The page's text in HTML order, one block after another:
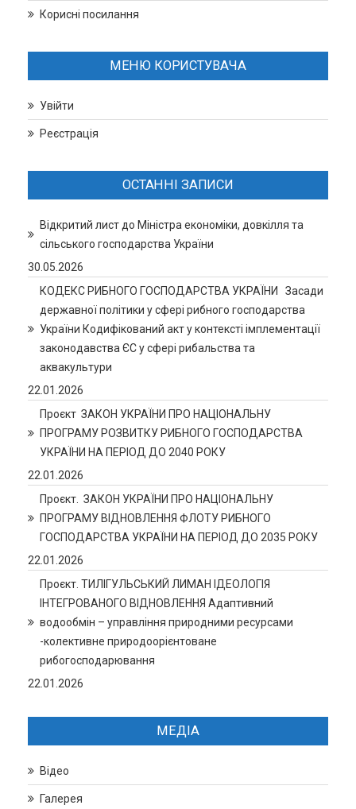
Корисні посилання
МЕНЮ КОРИСТУВАЧА
Увійти
Реєстрація
ОСТАННІ ЗАПИСИ
Відкритий лист до Міністра економіки, довкілля та
сільського господарства України
30.05.2026
КОДЕКС РИБНОГО ГОСПОДАРСТВА УКРАЇНИ Засади
державної політики у сфері рибного господарства
України Кодифікований акт у контексті імплементації
законодавства ЄС у сфері рибальства та
аквакультури
22.01.2026
Проєкт ЗАКОН УКРАЇНИ ПРО НАЦІОНАЛЬНУ
ПРОГРАМУ РОЗВИТКУ РИБНОГО ГОСПОДАРСТВА
УКРАЇНИ НА ПЕРІОД ДО 2040 РОКУ
22.01.2026
Проєкт. ЗАКОН УКРАЇНИ ПРО НАЦІОНАЛЬНУ
ПРОГРАМУ ВІДНОВЛЕННЯ ФЛОТУ РИБНОГО
ГОСПОДАРСТВА УКРАЇНИ НА ПЕРІОД ДО 2035 РОКУ
22.01.2026
Проєкт. ТИЛІГУЛЬСЬКИЙ ЛИМАН ІДЕОЛОГІЯ
ІНТЕГРОВАНОГО ВІДНОВЛЕННЯ Адаптивний
водообмін – управління природними ресурсами
-колективне природоорієнтоване
рибогосподарювання
22.01.2026
МЕДІА
Відео
Галерея